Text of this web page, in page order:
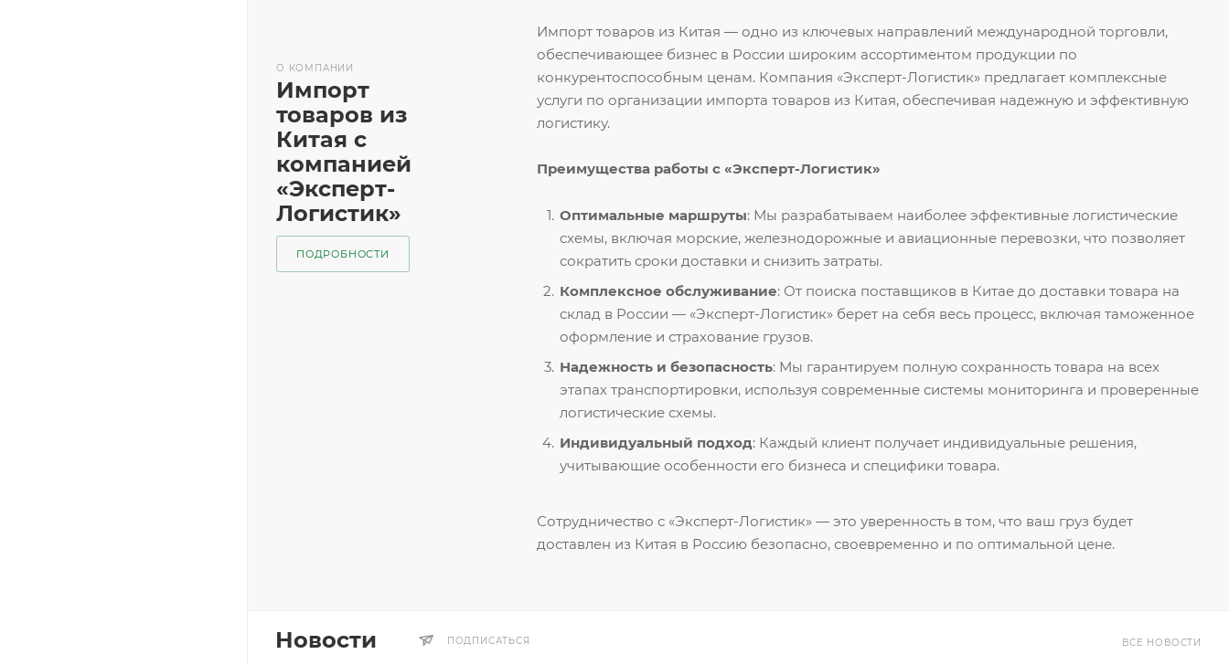
Импорт товаров из Китая — одно из ключевых направлений международной торговли,
обеспечивающее бизнес в России широким ассортиментом продукции по
конкурентоспособным ценам. Компания «Эксперт-Логистик» предлагает комплексные
услуги по организации импорта товаров из Китая, обеспечивая надежную и эффективную
логистику.
Преимущества работы с «Эксперт-Логистик»
Оптимальные маршруты: Мы разрабатываем наиболее эффективные логистические
схемы, включая морские, железнодорожные и авиационные перевозки, что позволяет
сократить сроки доставки и снизить затраты.
Комплексное обслуживание: От поиска поставщиков в Китае до доставки товара на
склад в России — «Эксперт-Логистик» берет на себя весь процесс, включая таможенное
оформление и страхование грузов.
Надежность и безопасность: Мы гарантируем полную сохранность товара на всех
этапах транспортировки, используя современные системы мониторинга и проверенные
логистические схемы.
Индивидуальный подход: Каждый клиент получает индивидуальные решения,
учитывающие особенности его бизнеса и специфики товара.
Сотрудничество с «Эксперт-Логистик» — это уверенность в том, что ваш груз будет
доставлен из Китая в Россию безопасно, своевременно и по оптимальной цене.
О КОМПАНИИ
Импорт
товаров из
Китая с
компанией
«Эксперт-
Логистик»
ПОДРОБНОСТИ
Новости ПОДПИСАТЬСЯ ВСЕ НОВОСТИ